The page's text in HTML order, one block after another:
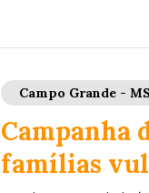
Campo Grande - MS
Campanha
famílias